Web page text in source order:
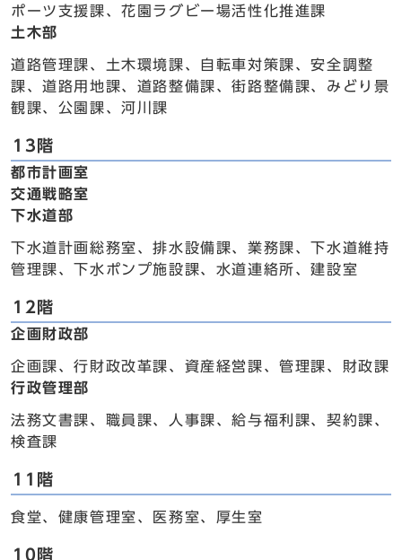
ポーツ支援課、花園ラグビー場活性化推進課
土木部
道路管理課、土木環境課、自転車対策課、安全調整
課、道路用地課、道路整備課、街路整備課、みどり景
観課、公園課、河川課
13階
都市計画室
交通戦略室
下水道部
下水道計画総務室、排水設備課、業務課、下水道維持
管理課、下水ポンプ施設課、水道連絡所、建設室
12階
企画財政部
企画課、行財政改革課、資産経営課、管理課、財政課
行政管理部
法務文書課、職員課、人事課、給与福利課、契約課、
検査課
11階
食堂、健康管理室、医務室、厚生室
10階